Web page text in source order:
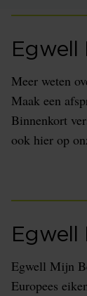
Egwell
Meer weten
Maak een
Binnenkort
ook hier op
Egwell
Egwell Mijn
Europees